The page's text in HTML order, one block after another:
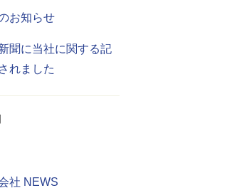
お知らせ
聞に当社に関する記
れました
社 NEWS